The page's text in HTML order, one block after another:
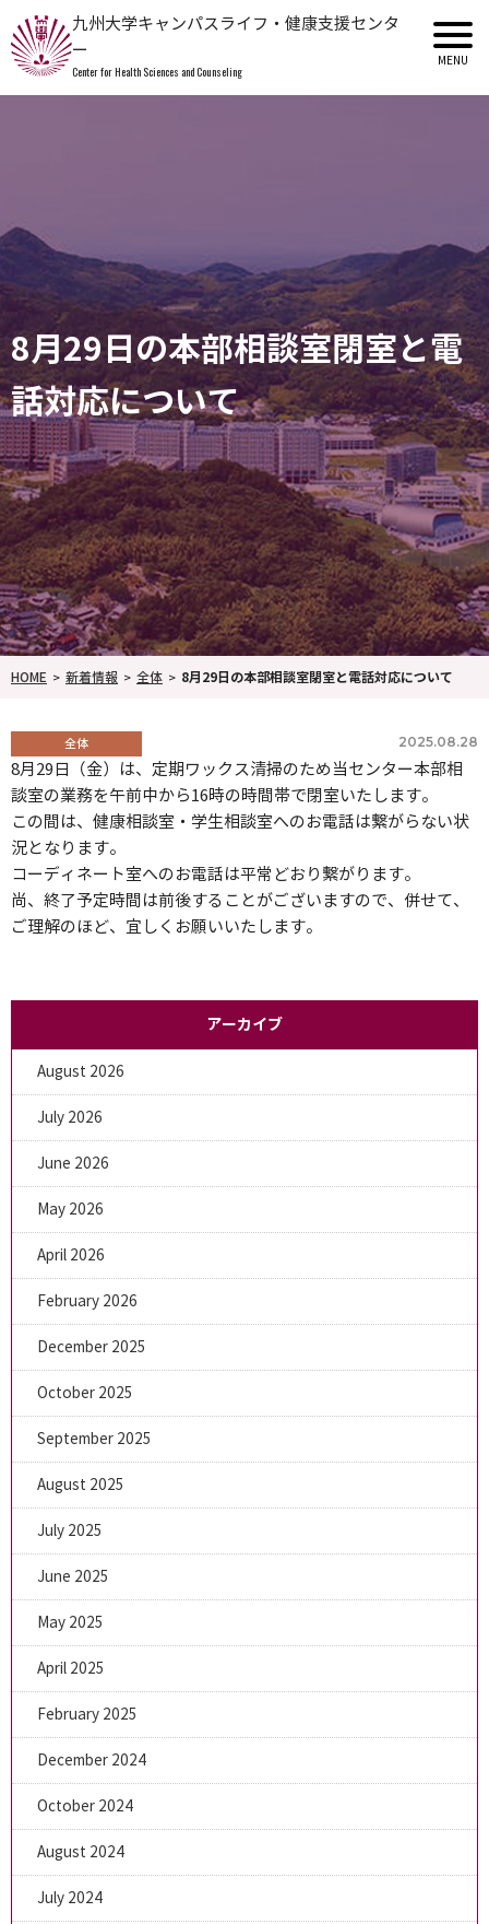
九州大学キャンパスライフ・健康支援センタ
ー
Center for Health Sciences and Counseling
8月29日の本部相談室閉室と電
話対応について
HOME 新着情報 全体 8月29日の本部相談室閉室と電話対応について
2025.08.28
全体
8月29日（金）は、定期ワックス清掃のため当センター本部相
談室の業務を午前中から16時の時間帯で閉室いたします。
この間は、健康相談室・学生相談室へのお電話は繋がらない状
況となります。
コーディネート室へのお電話は平常どおり繋がります。
尚、終了予定時間は前後することがございますので、併せて、
ご理解のほど、宜しくお願いいたします。
アーカイブ
August 2026
July 2026
June 2026
May 2026
April 2026
February 2026
December 2025
October 2025
September 2025
August 2025
July 2025
June 2025
May 2025
April 2025
February 2025
December 2024
October 2024
August 2024
July 2024